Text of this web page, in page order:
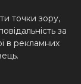
точки зору,
за
в рекламних